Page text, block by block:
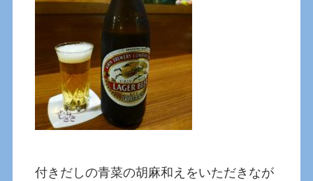
付きだしの青菜の胡麻和えをいただきなが